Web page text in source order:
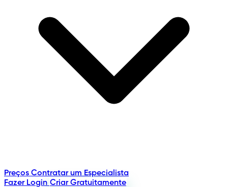
Preços Contratar um Especialista
Fazer Login Criar Gratuitamente